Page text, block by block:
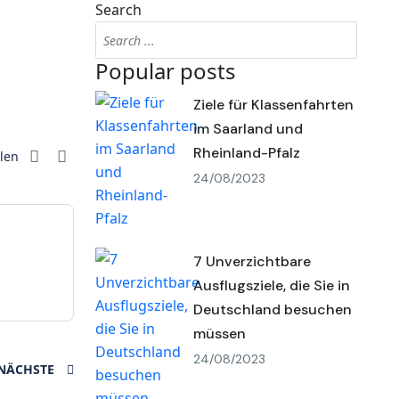
Search
Popular posts
Ziele für Klassenfahrten
im Saarland und
Rheinland-Pfalz
24/08/2023
7 Unverzichtbare
Ausflugsziele, die Sie in
Deutschland besuchen
müssen
24/08/2023